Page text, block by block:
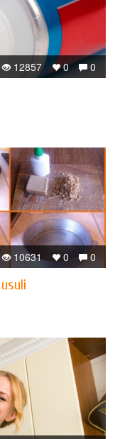
0
0
12857
0
0
10631